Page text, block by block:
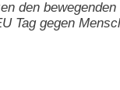
den
Tag gegen